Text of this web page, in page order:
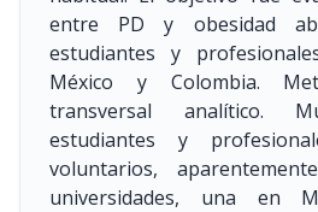
entre PD y obesidad
estudiantes y
México y Colombia.
transversal analítico.
estudiantes y
voluntarios,
universidades, una en